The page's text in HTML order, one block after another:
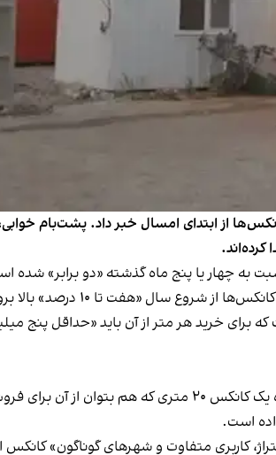
و اجاره کانکس‌ به منظور سکونت، از افزایش ۱۰ درصدی قیمت این کانکس‌ها از ابتدای امسال خبر داد. پشت‌بام
به چهار یا پنج‌ ماه گذشته «دو برابر» شده
سال «هفت تا ۱۰ درصد» بالا برود.
در شرایطی است که برای خرید هر متر از آن باید «حداقل
قیمت اجاره این کانکس‌ها نیز دست‌کمی از مبالغ خرید آن ندارد. تجارت‌نیوز به نقل از یک تولیدکننده نوشت که برای اجاره یک
کاربری متفاوت و شهرهای گوناگون» کانکس